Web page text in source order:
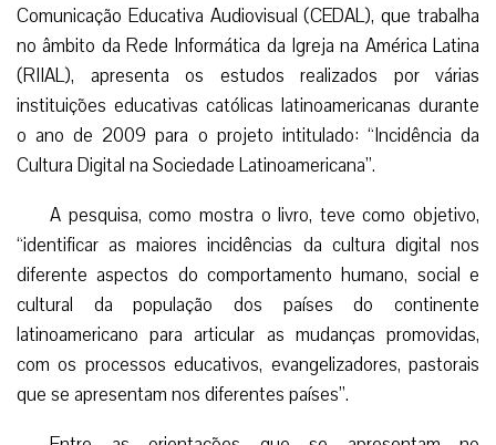
Comunicação Educativa Audiovisual (CEDAL), que trabalha
no âmbito da Rede Informática da Igreja na América Latina
(RIIAL), apresenta os estudos realizados por várias
instituições educativas católicas latinoamericanas durante
o ano de 2009 para o projeto intitulado: “Incidência da
Cultura Digital na Sociedade Latinoamericana”.
A pesquisa, como mostra o livro, teve como objetivo,
“identificar as maiores incidências da cultura digital nos
diferente aspectos do comportamento humano, social e
cultural da população dos países do continente
latinoamericano para articular as mudanças promovidas,
com os processos educativos, evangelizadores, pastorais
que se apresentam nos diferentes países”.